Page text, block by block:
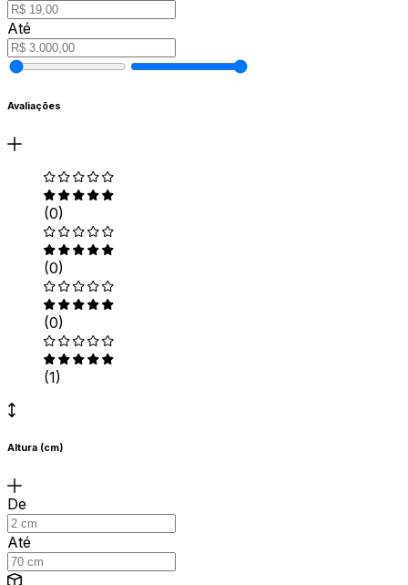
Até
Avaliações
(0)
(0)
(0)
(1)
Altura (cm)
De
Até